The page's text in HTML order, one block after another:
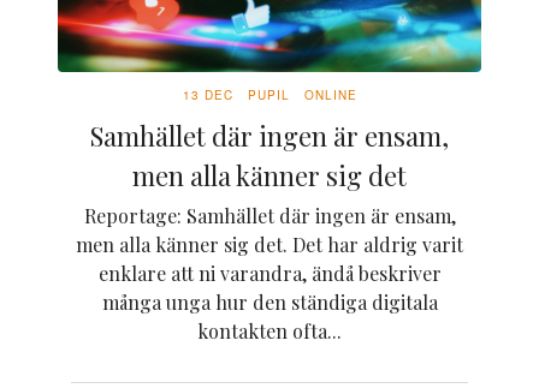
13 DEC PUPIL ONLINE
Samhället där ingen är ensam,
men alla känner sig det
Reportage: Samhället där ingen är ensam,
men alla känner sig det. Det har aldrig varit
enklare att ni varandra, ändå beskriver
många unga hur den ständiga digitala
kontakten ofta...